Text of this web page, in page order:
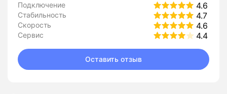
Подключение 4.6
Стабильность 4.7
Скорость 4.6
Сервис 4.4
Оставить отзыв